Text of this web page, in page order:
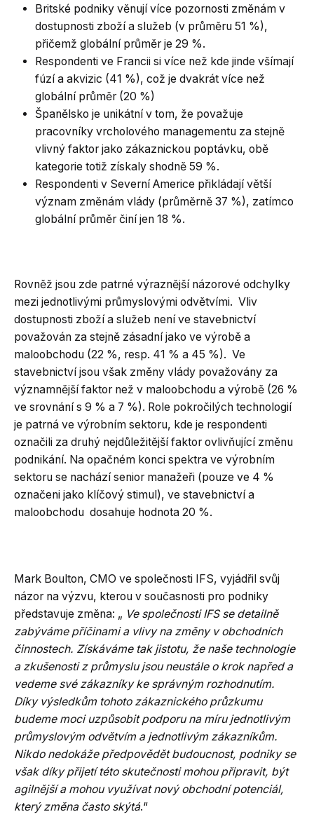
Britské podniky věnují více pozornosti změnám v
dostupnosti zboží a služeb (v průměru 51 %),
přičemž globální průměr je 29 %.
Respondenti ve Francii si více než kde jinde všímají
fúzí a akvizic (41 %), což je dvakrát více než
globální průměr (20 %)
Španělsko je unikátní v tom, že považuje
pracovníky vrcholového managementu za stejně
vlivný faktor jako zákaznickou poptávku, obě
kategorie totiž získaly shodně 59 %.
Respondenti v Severní Americe přikládají větší
význam změnám vlády (průměrně 37 %), zatímco
globální průměr činí jen 18 %.
Rovněž jsou zde patrné výraznější názorové odchylky
mezi jednotlivými průmyslovými odvětvími. Vliv
dostupnosti zboží a služeb není ve stavebnictví
považován za stejně zásadní jako ve výrobě a
maloobchodu (22 %, resp. 41 % a 45 %). Ve
stavebnictví jsou však změny vlády považovány za
významnější faktor než v maloobchodu a výrobě (26 %
ve srovnání s 9 % a 7 %). Role pokročilých technologií
je patrná ve výrobním sektoru, kde je respondenti
označili za druhý nejdůležitější faktor ovlivňující změnu
podnikání. Na opačném konci spektra ve výrobním
sektoru se nachází senior manažeři (pouze ve 4 %
označeni jako klíčový stimul), ve stavebnictví a
maloobchodu dosahuje hodnota 20 %.
Mark Boulton, CMO ve společnosti IFS, vyjádřil svůj
názor na výzvu, kterou v současnosti pro podniky
představuje změna: „ Ve společnosti IFS se detailně
zabýváme příčinami a vlivy na změny v obchodních
činnostech. Získáváme tak jistotu, že naše technologie
a zkušenosti z průmyslu jsou neustále o krok napřed a
vedeme své zákazníky ke správným rozhodnutím.
Díky výsledkům tohoto zákaznického průzkumu
budeme moci uzpůsobit podporu na míru jednotlivým
průmyslovým odvětvím a jednotlivým zákazníkům.
Nikdo nedokáže předpovědět budoucnost, podniky se
však díky přijetí této skutečnosti mohou připravit, být
agilnější a mohou využívat nový obchodní potenciál,
který změna často skýtá.“